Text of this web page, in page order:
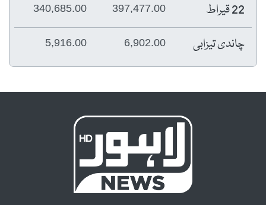
22 قیراط 397,477.00
340,685.00
چاندی تیزابی 6,902.00
5,916.00